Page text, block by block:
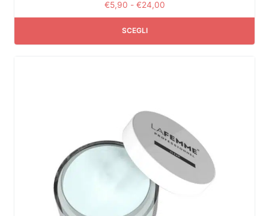
€5,90 - €24,00
SCEGLI